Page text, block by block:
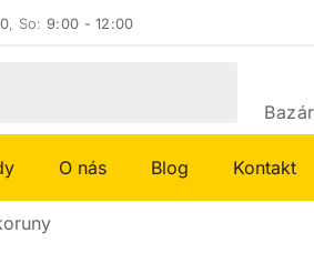
, So:9:00 - 12:00
O nás Blog Kontakt